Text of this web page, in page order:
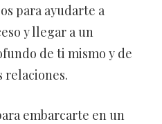
para ayudarte a
y llegar a un
de ti mismo y de
relaciones.
embarcarte en un